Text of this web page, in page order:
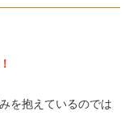
を抱えているのでは